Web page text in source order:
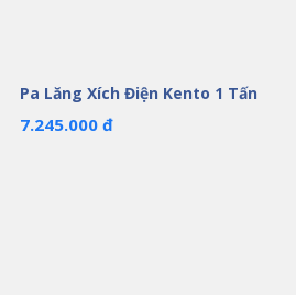
Pa Lăng Xích Điện Kento 1 Tấn
7.245.000 đ